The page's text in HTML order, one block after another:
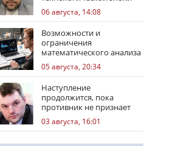
06 августа, 14:08
Возможности и
ограничения
математического анализа
избирательных кампаний
05 августа, 20:34
Наступление
продолжится, пока
противник не признает
стратегическое
поражение
03 августа, 16:01